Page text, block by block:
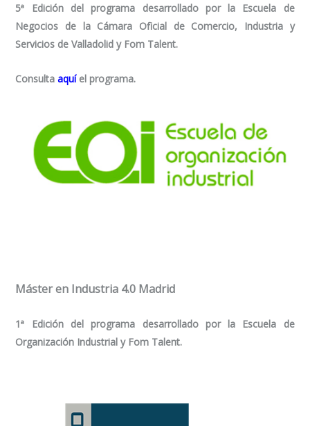
5ª Edición del programa desarrollado por la Escuela de
Negocios de la Cámara Oficial de Comercio, Industria y
Servicios de Valladolid y Fom Talent.
Consultaaquí el programa.
Máster en Industria 4.0 Madrid
1ª Edición del programa desarrollado por la Escuela de
Organización Industrial y Fom Talent.